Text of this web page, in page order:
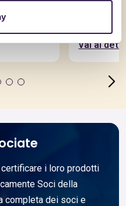
Vai al
i loro prodotti
Soci della
completa dei soci e